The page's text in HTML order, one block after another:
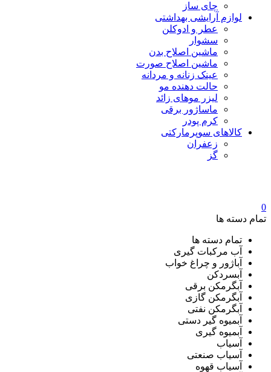
چای ساز
لوازم آرایشی بهداشتی
عطر و ادوکلن
سشوار
ماشین اصلاح بدن
ماشین اصلاح صورت
عینک زنانه و مردانه
حالت دهنده مو
لیزر موهای زائد
ماساژور برقی
کرم پودر
کالاهای سوپرمارکتی
زعفران
گز
0
تمام دسته ها
تمام دسته ها
آب مرکبات گیری
آباژور و چراغ خواب
آبسردکن
آبگرمکن برقی
آبگرمکن گازی
آبگرمکن نفتی
آبمیوه گیر دستی
آبمیوه گیری
آسیاب
آسیاب صنعتی
آسیاب قهوه